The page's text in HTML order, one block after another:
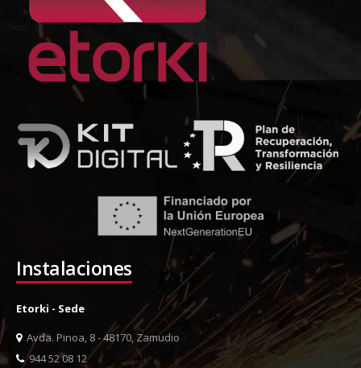
Instalaciones
Etorki - Sede
Avda. Pinoa, 8 - 48170, Zamudio
944 52 08 12